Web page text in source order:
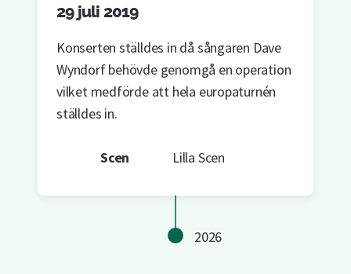
29 juli 2019
Konserten ställdes in då sångaren Dave
Wyndorf behövde genomgå en operation
vilket medförde att hela europaturnén
ställdes in.
Scen Lilla Scen
2026